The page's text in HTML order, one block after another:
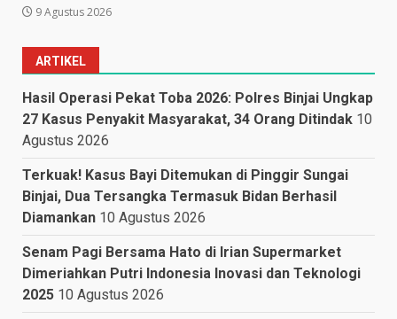
9 Agustus 2026
ARTIKEL
Hasil Operasi Pekat Toba 2026: Polres Binjai Ungkap
27 Kasus Penyakit Masyarakat, 34 Orang Ditindak 10
Agustus 2026
Terkuak! Kasus Bayi Ditemukan di Pinggir Sungai
Binjai, Dua Tersangka Termasuk Bidan Berhasil
Diamankan 10 Agustus 2026
Senam Pagi Bersama Hato di Irian Supermarket
Dimeriahkan Putri Indonesia Inovasi dan Teknologi
2025 10 Agustus 2026